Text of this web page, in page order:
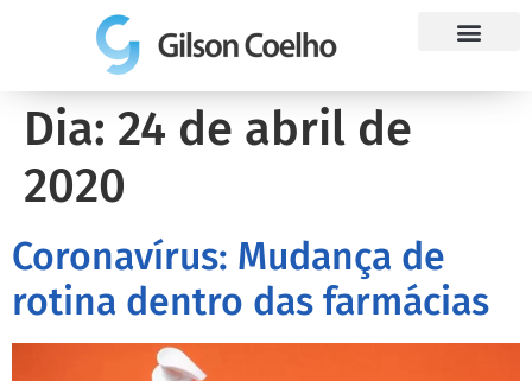
Dia: 24 de abril de
2020
Coronavírus: Mudança de
rotina dentro das farmácias